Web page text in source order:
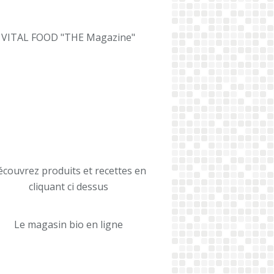
VITAL FOOD "THE Magazine"
produits et recettes en
cliquant ci dessus
Le magasin bio en ligne